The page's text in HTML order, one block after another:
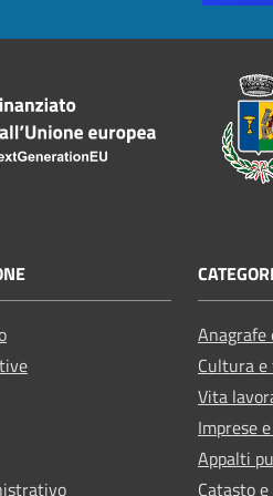
Cultura
Vita
Imprese
Appalti
Catasto